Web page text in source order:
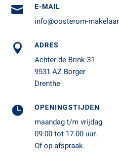
 E-MAIL
info@oosterom-
 ADRES
Achter de Brink 31
9531 AZ Borger
Drenthe
 OPENINGSTIJDEN
maandag t/m vrijdag
09:00 tot 17.00 uur.
Of op afspraak.